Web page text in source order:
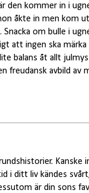
den kommer in i
åkte in men kom
om bulle i
att ingen ska märka
balans åt allt
freudansk avbild av
i ditt liv kändes
är din sons